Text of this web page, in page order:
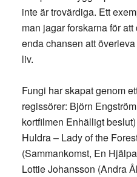
inte är trovärdiga. Ett
man jagar forskarna för
enda chansen att
liv.
Fungi har skapat genom
regissörer: Björn
kortfilmen Enhälligt
Huldra – Lady of the
(Sammankomst, En
Lottie Johansson (Andra